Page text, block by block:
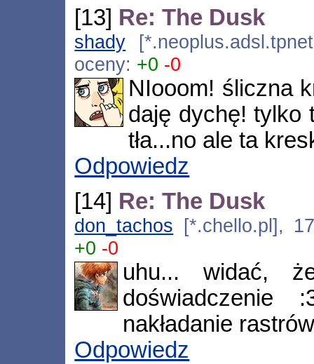
[13] Re: The Dusk
shady
oceny: +0 -0
NIooom! śliczna
daję dychę! tylko
tła...no ale ta
Odpowiedz
[14] Re: The Dusk
don_tachos [*.chello.pl],
+0 -0
uhu... widać,
nakładanie
Odpowiedz